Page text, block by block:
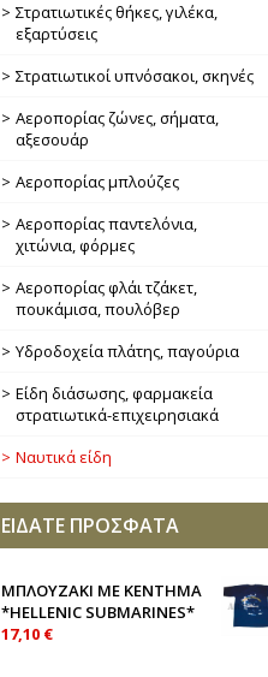
Στρατιωτικές θήκες, γιλέκα,
εξαρτύσεις
Στρατιωτικοί υπνόσακοι, σκηνές
Αεροπορίας ζώνες, σήματα,
αξεσουάρ
Αεροπορίας μπλούζες
Αεροπορίας παντελόνια,
χιτώνια, φόρμες
Αεροπορίας φλάι τζάκετ,
πουκάμισα, πουλόβερ
Υδροδοχεία πλάτης, παγούρια
Είδη διάσωσης, φαρμακεία
στρατιωτικά-επιχειρησιακά
Ναυτικά είδη
ΕΙΔΑΤΕ ΠΡΟΣΦΑΤΑ
ΜΠΛΟΥΖΑΚΙ ΜΕ ΚΕΝΤΗΜΑ
*HELLENIC SUBMARINES*
17,10 €